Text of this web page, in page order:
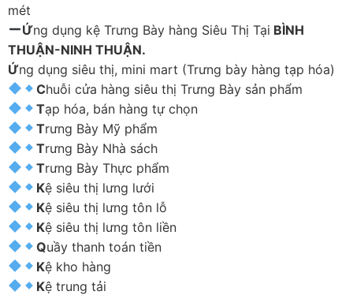
mét
Ứng dụng kệ Trưng Bày hàng Siêu Thị Tại BÌNH
THUẬN-NINH THUẬN.
Ứng dụng siêu thị, mini mart (Trưng bày hàng tạp hóa)
Chuỗi cửa hàng siêu thị Trưng Bày sản phẩm
Tạp hóa, bán hàng tự chọn
Trưng Bày Mỹ phẩm
Trưng Bày Nhà sách
Trưng Bày Thực phẩm
Kệ siêu thị lưng lưới
Kệ siêu thị lưng tôn lỗ
Kệ siêu thị lưng tôn liền
Quầy thanh toán tiền
Kệ kho hàng
Kệ trung tải